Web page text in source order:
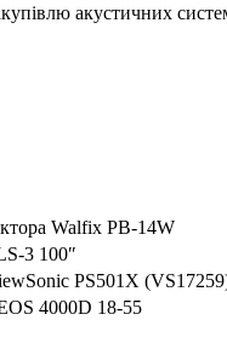
акустичних
Walfix PB-14W
3 100″
PS501X
4000D 18-55